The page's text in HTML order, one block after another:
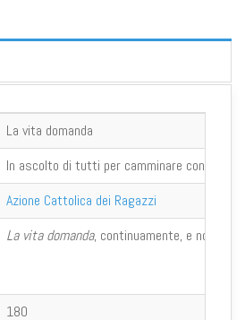
La vita domanda
In ascolto di tutti per camminare con tutti
Azione Cattolica dei Ragazzi
La vita domanda, continuamente, e non è
180